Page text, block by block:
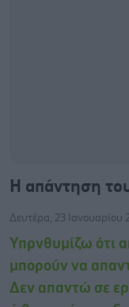
Η απάντηση
Δευτέρα, 23 Ιανουαρίου
Υπρνθυμίζω ότι
μπορούν να
Δεν απαντώ σε